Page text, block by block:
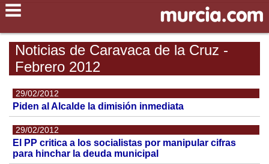
Noticias de Caravaca de la Cruz -
Febrero 2012
29/02/2012
Piden al Alcalde la dimisión inmediata
29/02/2012
El PP critica a los socialistas por manipular cifras
para hinchar la deuda municipal